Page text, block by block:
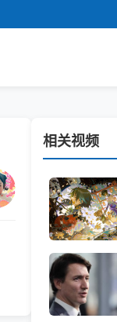
相关视频